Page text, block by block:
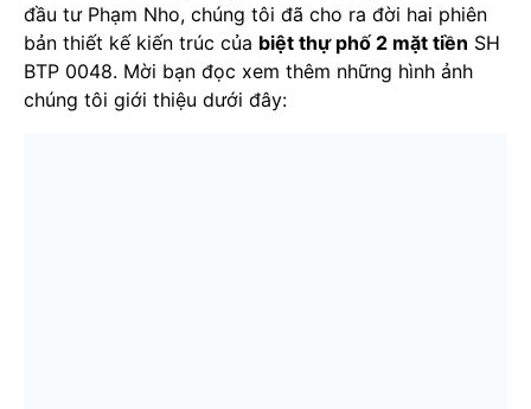
đầu tư Phạm Nho, chúng tôi đã cho ra đời hai phiên
bản thiết kế kiến trúc của biệt thự phố 2 mặt tiền SH
BTP 0048. Mời bạn đọc xem thêm những hình ảnh
chúng tôi giới thiệu dưới đây: